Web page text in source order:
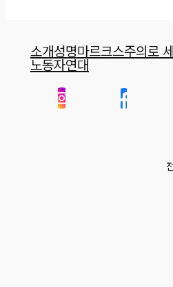
소개성명마르크스주의로
노동자연대